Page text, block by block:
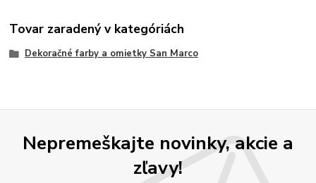
Tovar zaradený v kategóriách
Dekoračné farby a omietky San Marco
Nepremeškajte novinky, akcie a
zľavy!